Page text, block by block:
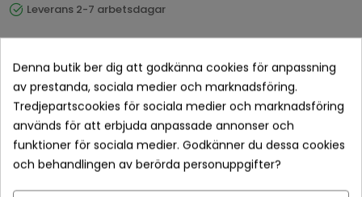
Leverans 2-7 arbetsdagar
Denna butik ber dig att godkänna cookies för anpassning
av prestanda, sociala medier och marknadsföring.
Tredjepartscookies för sociala medier och marknadsföring
används för att erbjuda anpassade annonser och
funktioner för sociala medier. Godkänner du dessa cookies
och behandlingen av berörda personuppgifter?